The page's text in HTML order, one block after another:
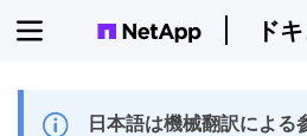
ド
日本語は機械翻訳による